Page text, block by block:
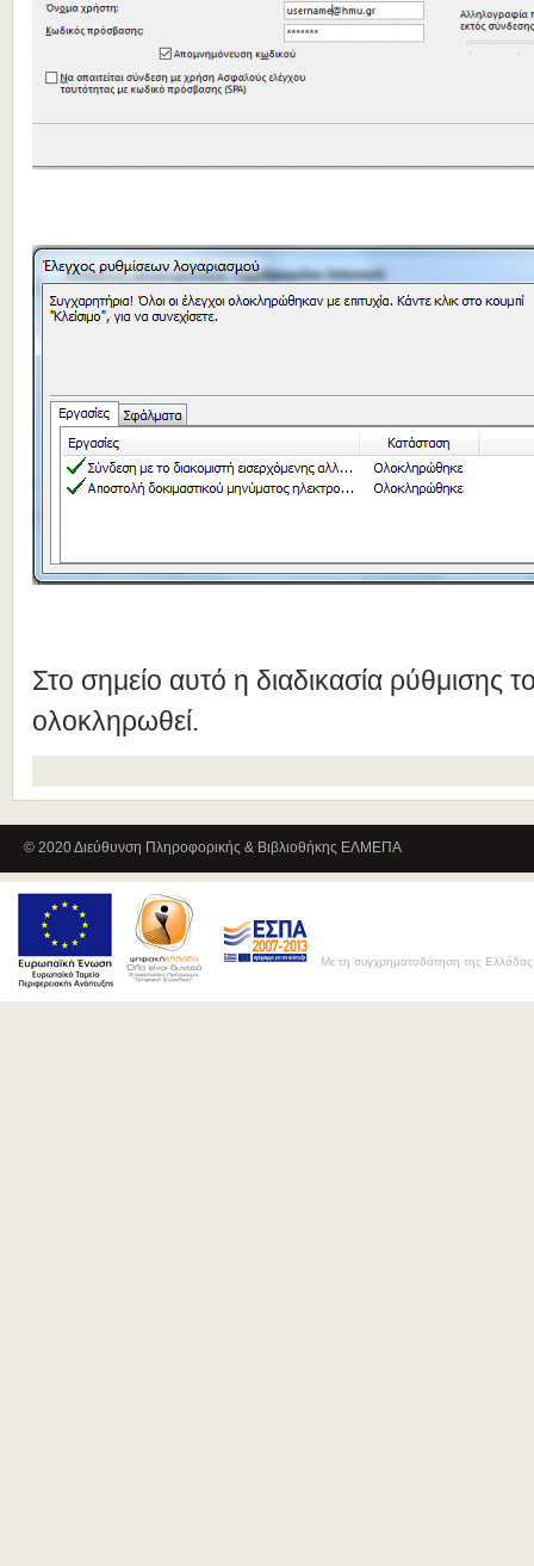
Στο σημείο αυτό η διαδικασία ρύθμισης
ολοκληρωθεί.
© 2020 Διεύθυνση Πληροφορικής & Βιβλιοθήκης ΕΛΜΕΠΑ
Με τη συγχρηματοδότηση της